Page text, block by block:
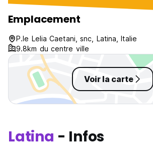
game. It was maybe a 6.0 for the
price no way
Emplacement
P.le Lelia Caetani, snc, Latina, Italie
9.8km du centre ville
Voir la carte
Latina - Infos